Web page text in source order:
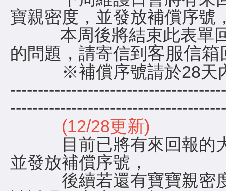
寶親密度，並發放補償序號
本周後將結束此表單回
的問題，請寄信到 客服信箱
※補償序號請於28天內
(12/28更新)
目前已將有來回報的大
並發放補償序號，
後續若還有寶寶親密度